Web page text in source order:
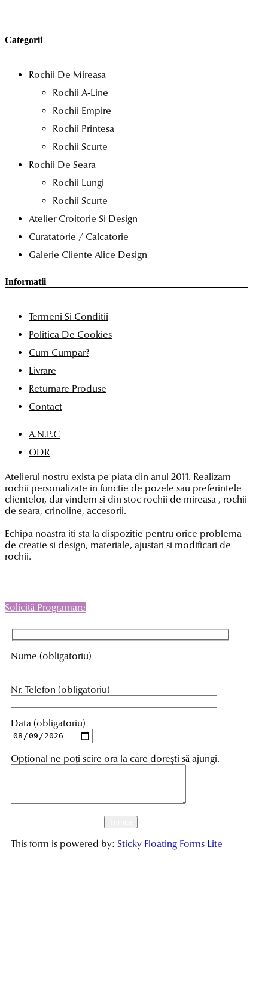
pot
alese
în
pagina
produsului.
Categorii
Rochii De Mireasa
Rochii A-Line
Rochii Empire
Rochii Printesa
Rochii Scurte
Rochii De Seara
Rochii Lungi
Rochii Scurte
Atelier Croitorie Si Design
Curatatorie / Calcatorie
Galerie Cliente Alice Design
Informatii
Termeni Si Conditii
Politica De Cookies
Cum Cumpar?
Livrare
Returnare Produse
Contact
A.N.P.C
ODR
Atelierul nostru exista pe piata din anul 2011. Realizam
rochii personalizate in functie de pozele sau preferintele
clientelor, dar vindem si din stoc rochii de mireasa , rochii
de seara, crinoline, accesorii.
Echipa noastra iti sta la dispozitie pentru orice problema
de creatie si design, materiale, ajustari si modificari de
rochii.
Solicită Programare
Nume (obligatoriu)
Nr. Telefon (obligatoriu)
Data (obligatoriu)
Opțional ne poți scire ora la care dorești să ajungi.
This form is powered by: Sticky Floating Forms Lite